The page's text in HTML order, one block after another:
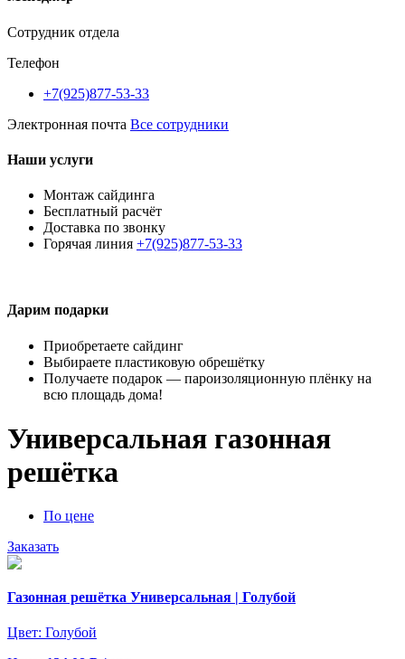
Сотрудник отдела
Телефон
+7(925)877-53-33
Электронная почта Все сотрудники
Наши услуги
Монтаж сайдинга
Бесплатный расчёт
Доставка по звонку
Горячая линия +7(925)877-53-33
Дарим подарки
Приобретаете сайдинг
Выбираете пластиковую обрешётку
Получаете подарок — пароизоляционную плёнку на
всю площадь дома!
Универсальная газонная
решётка
По цене
Заказать
Газонная решётка Универсальная | Голубой
Цвет: Голубой